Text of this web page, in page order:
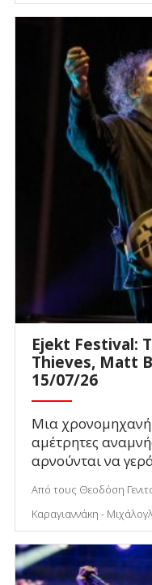
Ejekt Festival:
Thieves, Matt
15/07/26
Μια
αμέτρητες
αρνούνται να
Από τους Θεοδόση
Καραγιαννάκη -